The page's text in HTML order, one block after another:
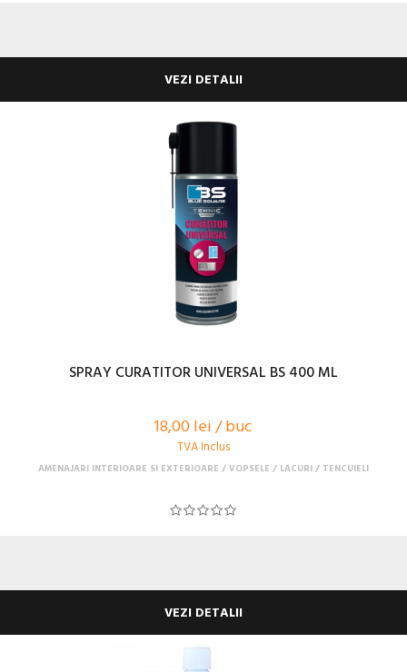
VEZI DETALII
SPRAY CURATITOR UNIVERSAL BS 400 ML
18,00 lei / buc
TVA Inclus
AMENAJARI INTERIOARE SI EXTERIOARE VOPSELE / LACURI / TENCUIELI
VEZI DETALII